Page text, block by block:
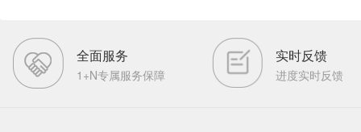
全面服务
1+N专属服务保障
实时反馈
进度实时反馈